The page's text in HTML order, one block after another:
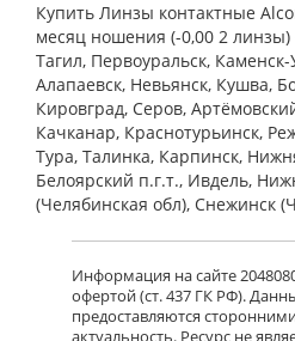
Купить Линзы контактные
месяц ношения (-0,00 2 линзы)
Тагил, Первоуральск,
Алапаевск, Невьянск, Кушва,
Кировград, Серов,
Качканар, Краснотурьинск,
Тура, Талинка, Карпинск,
Белоярский п.г.т., Ивдель,
(Челябинская обл), Снежинск
Информация на сайте
офертой (ст. 437 ГК РФ).
предоставляются
актуальность. Ресурс не